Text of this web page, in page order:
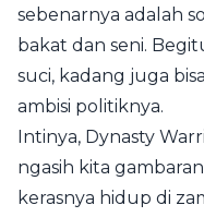
sebenarnya adalah
bakat dan seni.
suci, kadang juga
ambisi politiknya.
Intinya, Dynasty
ngasih kita
kerasnya hidup di